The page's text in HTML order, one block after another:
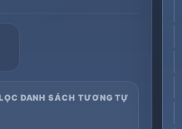
DANH SÁCH TƯƠNG TỰ